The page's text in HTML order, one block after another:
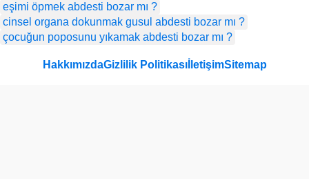
eşimi öpmek abdesti bozar mı ?
cinsel organa dokunmak gusul abdesti bozar mı ?
çocuğun poposunu yıkamak abdesti bozar mı ?
HakkımızdaGizlilik PolitikasıİletişimSitemap